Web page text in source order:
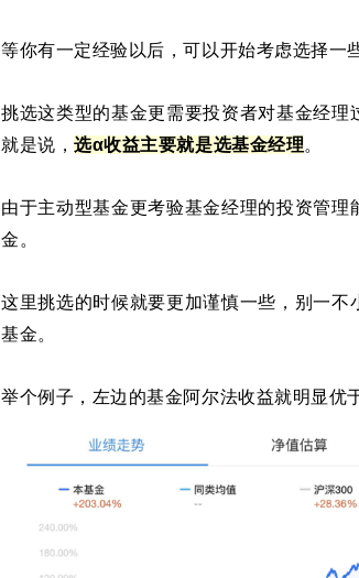
等你有一定经验以后，可以开始考虑选择一
挑选这类型的基金更需要投资者对基金经
就是说，选α收益主要就是选基金经理。
由于主动型基金更考验基金经理的投资管
金。
这里挑选的时候就要更加谨慎一些，别一
基金。
举个例子，左边的基金阿尔法收益就明显优